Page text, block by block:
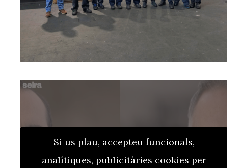
Si us plau, accepteu funcionals,
analítiques, publicitàries cookies per